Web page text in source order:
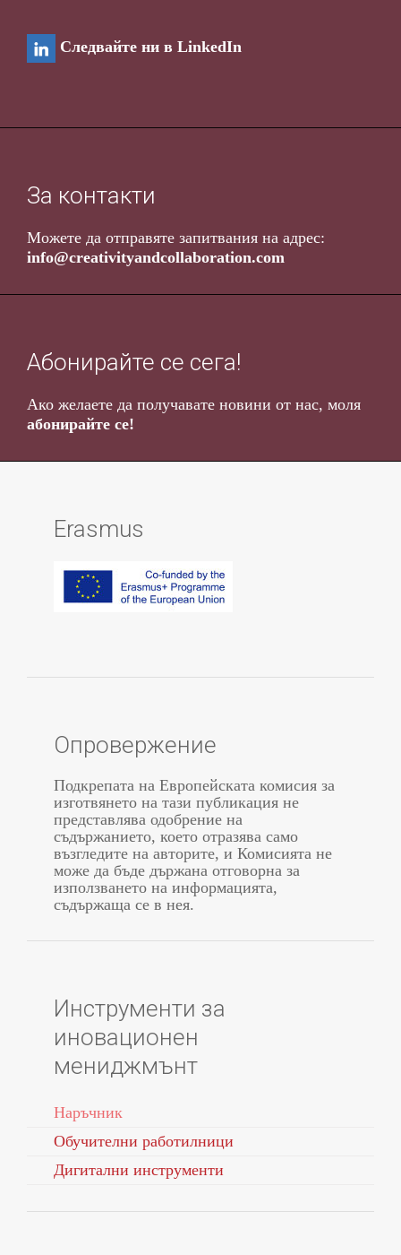
Следвайте ни в LinkedIn
За контакти
Можете да отправяте запитвания на адрес:
info@creativityandcollaboration.com
Абонирайте се сега!
Ако желаете да получавате новини от нас, моля
абонирайте се!
Erasmus
Опровержение
Подкрепата на Европейската комисия за
изготвянето на тази публикация не
представлява одобрение на
съдържанието, което отразява само
възгледите на авторите, и Комисията не
може да бъде държана отговорна за
използването на информацията,
съдържаща се в нея.
Инструменти за
иновационен
мениджмънт
Наръчник
Обучителни работилници
Дигитални инструменти